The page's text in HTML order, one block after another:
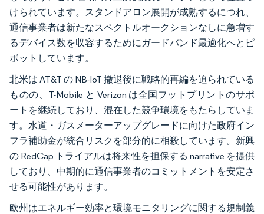
けられています。スタンドアロン展開が成熟するにつれ、
通信事業者は新たなスペクトルオークションなしに急増す
るデバイス数を収容するためにガードバンド最適化へとピ
ボットしています。
北米は AT&T の NB-IoT 撤退後に戦略的再編を迫られている
ものの、T-Mobile と Verizon は全国フットプリントのサポ
ートを継続しており、混在した競争環境をもたらしていま
す。水道・ガスメーターアップグレードに向けた政府イン
フラ補助金が統合リスクを部分的に相殺しています。新興
の RedCap トライアルは将来性を担保する narrative を提供
しており、中期的に通信事業者のコミットメントを安定さ
せる可能性があります。
欧州はエネルギー効率と環境モニタリングに関する規制義